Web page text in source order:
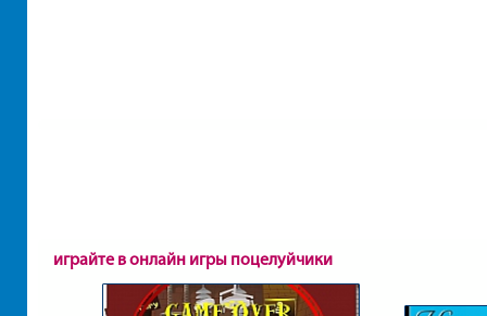
играйте в онлайн игры поцелуйчики